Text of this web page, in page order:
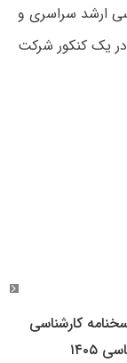
ارشد سراسری و
یک کنکور شرکت
کارشناسی
۱۴۰۵